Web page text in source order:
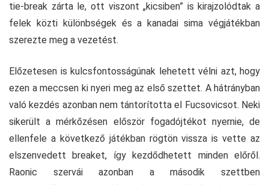
tie-break zárta le, ott viszont „kicsiben” is kirajzolódtak a
felek közti különbségek és a kanadai sima végjátékban
szerezte meg a vezetést.
Előzetesen is kulcsfontosságúnak lehetett vélni azt, hogy
ezen a meccsen ki nyeri meg az első szettet. A hátrányban
való kezdés azonban nem tántorította el Fucsovicsot. Neki
sikerült a mérkőzésen először fogadójtékot nyernie, de
ellenfele a következő játékban rögtön vissza is vette az
elszenvedett breaket, így kezdődhetett minden előről.
Raonic szervái azonban a második szettben